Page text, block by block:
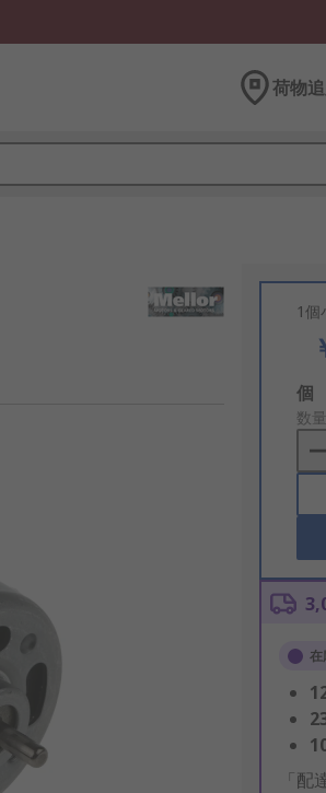
荷物
1
Add
to
個
数
在
「